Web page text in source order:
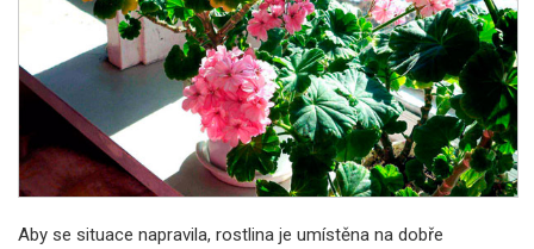
Aby se situace napravila, rostlina je umístěna na dobře